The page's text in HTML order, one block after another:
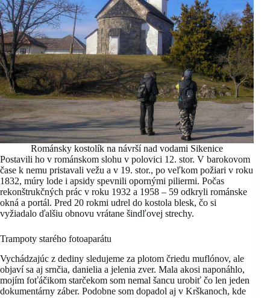
Románsky kostolík na návrší nad vodami Sikenice
Postavili ho v románskom slohu v polovici 12. stor. V barokovom
čase k nemu pristavali vežu a v 19. stor., po veľkom požiari v roku
1832, múry lode i apsidy spevnili opornými piliermi. Počas
rekonštrukčných prác v roku 1932 a 1958 – 59 odkryli románske
okná a portál. Pred 20 rokmi udrel do kostola blesk, čo si
vyžiadalo ďalšiu obnovu vrátane šindľovej strechy.
Trampoty starého fotoaparátu
Vychádzajúc z dediny sledujeme za plotom čriedu muflónov, ale
objaví sa aj srnčia, danielia a jelenia zver. Mala akosi naponáhlo,
mojím foťáčikom starčekom som nemal šancu urobiť čo len jeden
dokumentárny záber. Podobne som dopadol aj v Krškanoch, kde